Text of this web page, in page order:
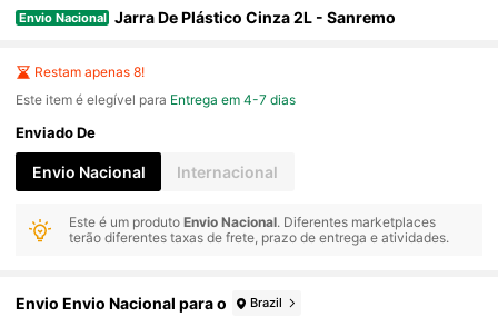
Envio Nacional Jarra De Plástico Cinza 2L - Sanremo
Restam apenas 8!
Este item é elegível para Entrega em 4-7 dias
Enviado De
Envio Nacional Internacional
Este é um produtoEnvio Nacional. Diferentes marketplaces
terão diferentes taxas de frete, prazo de entrega e atividades.
Envio Envio Nacional para o Brazil